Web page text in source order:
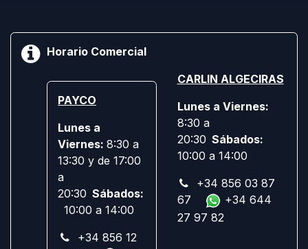
Horario Comercial
PAYCO
Lunes a
Viernes: 8:30 a
13:30 y de 17:00
a
20:30 Sábados:
10:00 a 14:00
+34 856 12
CARLIN ALGECIRAS
Lunes a Viernes:
8:30 a
20:30 Sábados:
10:00 a 14:00
+34 856 03 87
67
+34 644
27 97 82